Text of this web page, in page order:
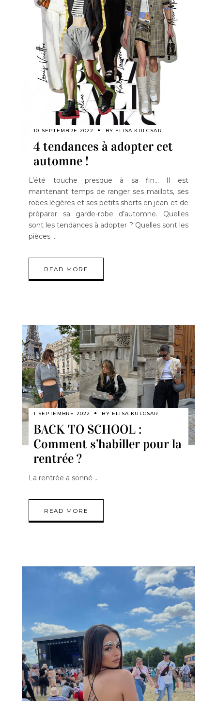
10 SEPTEMBRE 2022 BY ELISA KULCSAR
4 tendances à adopter cet
automne !
L’été touche presque à sa fin… Il est
maintenant temps de ranger ses maillots, ses
robes légères et ses petits shorts en jean et de
préparer sa garde-robe d’automne. Quelles
sont les tendances à adopter ? Quelles sont les
pièces
READ MORE
1 SEPTEMBRE 2022 BY ELISA KULCSAR
BACK TO SCHOOL :
Comment s’habiller pour la
rentrée ?
La rentrée a sonné
READ MORE